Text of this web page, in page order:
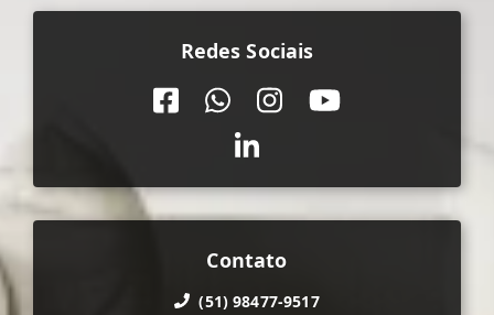
Redes Sociais
Contato
(51) 98477-9517